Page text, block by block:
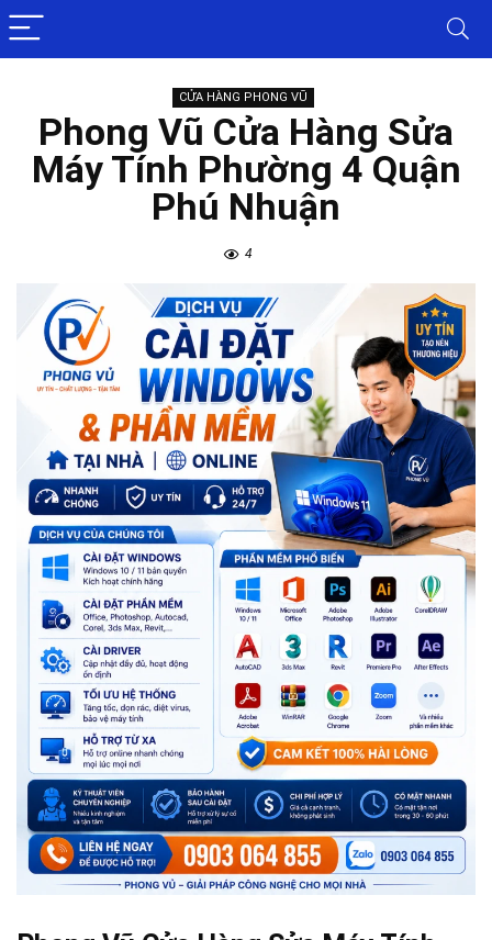
CỬA HÀNG PHONG VŨ
Phong Vũ Cửa Hàng Sửa
Máy Tính Phường 4 Quận
Phú Nhuận
4